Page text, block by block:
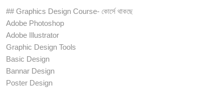
## Graphics Design Course- কোর্সে থাকছে
Adobe Photoshop
Adobe Illustrator
Graphic Design Tools
Basic Design
Bannar Design
Poster Design